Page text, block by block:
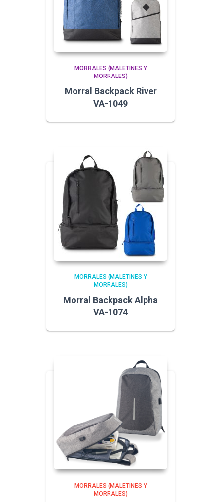
MORRALES (MALETINES Y
MORRALES)
Morral Backpack River
VA-1049
MORRALES (MALETINES Y
MORRALES)
Morral Backpack Alpha
VA-1074
MORRALES (MALETINES Y
MORRALES)